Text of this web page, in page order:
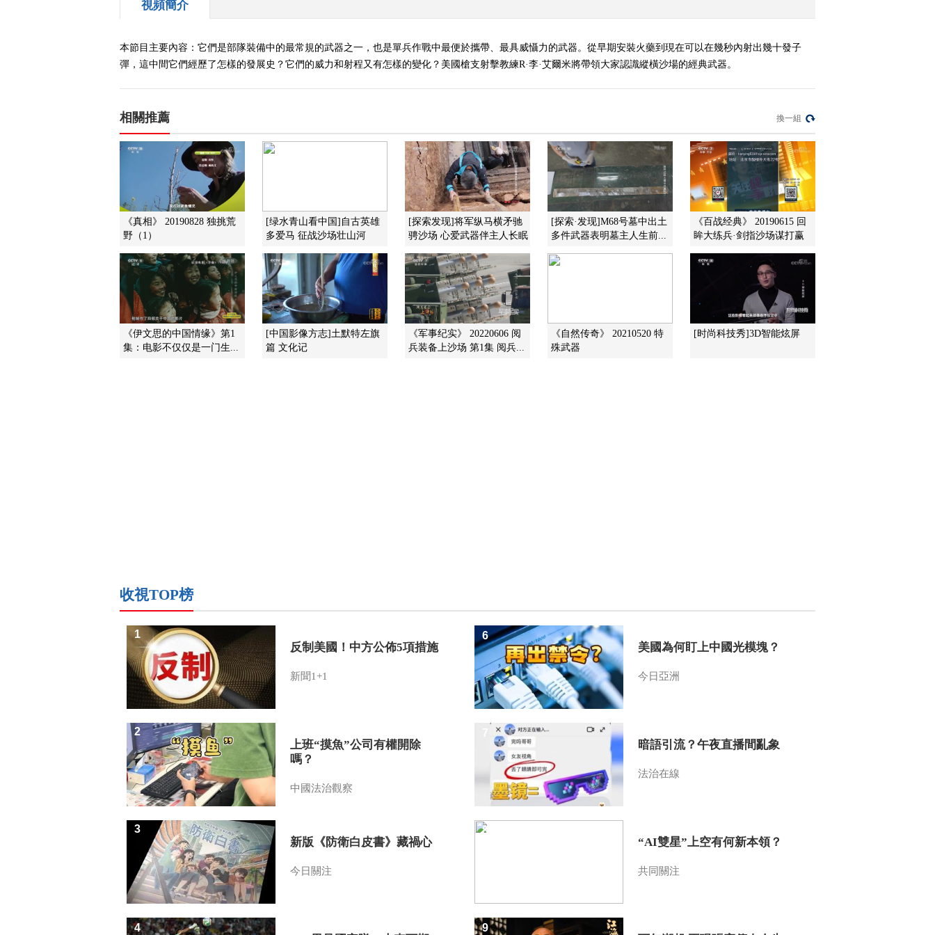
視頻簡介
本節目主要內容：它們是部隊裝備中的最常規的武器之一，也是單兵作戰中最便於攜帶、最具威懾力的武器。從早期安裝火藥到現在可以在幾秒內射出幾十發子
彈，這中間它們經歷了怎樣的發展史？它們的威力和射程又有怎樣的變化？美國槍支射擊教練R·李·艾爾米將帶領大家認識縱橫沙場的經典武器。
相關推薦 換一組
《真相》 20190828 独挑荒
野（1）
[绿水青山看中国]自古英雄
多爱马 征战沙场壮山河
[探索发现]将军纵马横矛驰
骋沙场 心爱武器伴主人长眠
[探索·发现]M68号墓中出土
多件武器表明墓主人生前...
《百战经典》 20190615 回
眸大练兵·剑指沙场谋打赢
《伊文思的中国情缘》第1
集：电影不仅仅是一门生...
[中国影像方志]土默特左旗
篇 文化记
《军事纪实》 20220606 阅
兵装备上沙场 第1集 阅兵...
《自然传奇》 20210520 特
殊武器
[时尚科技秀]3D智能炫屏
收視TOP榜
反制美國！中方公佈5項措施
新聞1+1
1
上班“摸魚”公司有權開除
嗎？
中國法治觀察
2
新版《防衛白皮書》藏禍心
今日關注
3
4
美國為何盯上中國光模塊？
今日亞洲
6
暗語引流？午夜直播間亂象
法治在線
“AI雙星”上空有何新本領？
共同關注
8
9